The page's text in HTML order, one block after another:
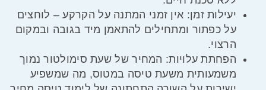
יעילות זמן: אין זמני המתנה על הקרקע – לוחצים
על כפתור ומתחילים להתאמן מיד בגובה ובמקום
הרצוי.
הפחתת עלויות: המחיר של שעת סימולטור נמוך
משמעותית משעת טיסה במטוס, מה שמשפיע